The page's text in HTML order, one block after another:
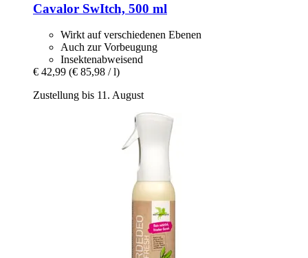
Cavalor SwItch, 500 ml
Wirkt auf verschiedenen Ebenen
Auch zur Vorbeugung
Insektenabweisend
€ 42,99 (€ 85,98 / l)
Zustellung bis 11. August